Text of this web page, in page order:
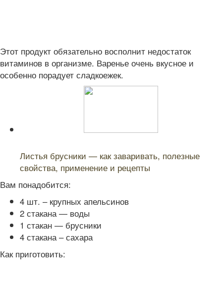
Этот продукт обязательно восполнит недостаток
витаминов в организме. Варенье очень вкусное и
особенно порадует сладкоежек.
Листья брусники — как заваривать, полезные
свойства, применение и рецепты
Вам понадобится:
4 шт. – крупных апельсинов
2 стакана — воды
1 стакан — брусники
4 стакана – сахара
Как приготовить: